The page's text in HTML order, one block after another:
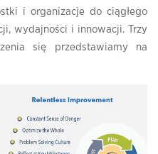
i organizacje do ciągłego
wydajności i innowacji. Trzy
się przedstawiamy na